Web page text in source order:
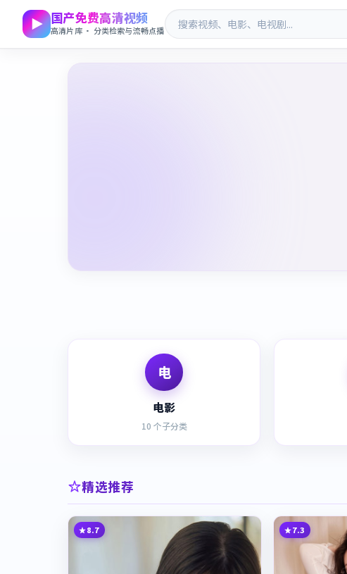
国产免费高清视频
高清片库 · 分类检索与流畅点播
电
电影
10 个子分类
精选推荐
8.7 7.3